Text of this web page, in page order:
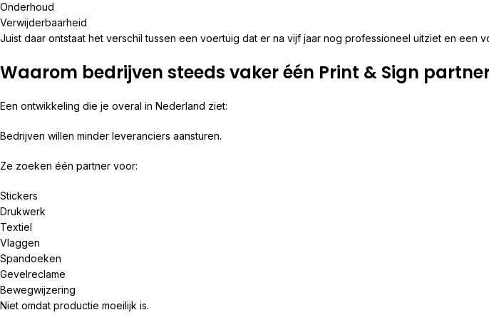
Onderhoud
Verwijderbaarheid
Juist daar ontstaat het verschil tussen een voertuig dat er na vijf jaar nog professioneel uitziet en een
Waarom bedrijven steeds vaker één Print & Sign
Een ontwikkeling die je overal in Nederland ziet:
Bedrijven willen minder leveranciers aansturen.
Ze zoeken één partner voor:
Stickers
Drukwerk
Textiel
Vlaggen
Spandoeken
Gevelreclame
Bewegwijzering
Niet omdat productie moeilijk is.